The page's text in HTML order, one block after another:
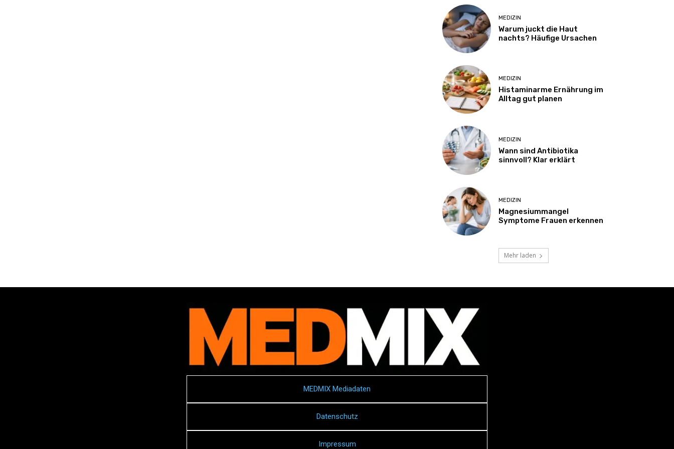
MEDIZIN
Warum juckt die Haut
nachts? Häufige Ursachen
MEDIZIN
Histaminarme Ernährung im
Alltag gut planen
MEDIZIN
Wann sind Antibiotika
sinnvoll? Klar erklärt
MEDIZIN
Magnesiummangel
Symptome Frauen erkennen
Mehr laden
MEDMIX Mediadaten
Datenschutz
Impressum